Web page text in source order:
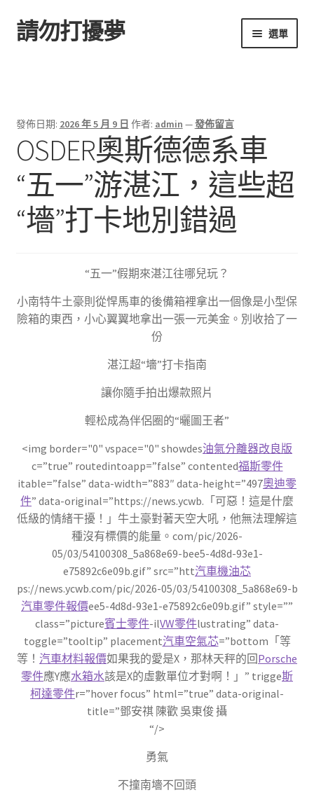
跳
至
跳
至
請勿打擾夢 選單
發佈日期: 2026 年 5 月 9 日 作者: admin —發佈留言
OSDER奧斯德德系車
“五一”游湛江，這些超
“墻”打卡地別錯過
“五一”假期來湛江往哪兒玩？
小南特牛土豪則從悍馬車的後備箱裡拿出一個像是小型保
險箱的東西，小心翼翼地拿出一張一元美金。別收拾了一
份
湛江超“墻”打卡指南
讓你隨手拍出爆款照片
輕松成為伴侶圈的“曬圖王者”
<img border="0" vspace="0" showdes油氣分離器改良版
c=”true” routedintoapp=”false” contented福斯零件
itable=”false” data-width=”883″ data-height=”497奧迪零
件” data-original=”https://news.ycwb.「可惡！這是什麼
低級的情緒干擾！」牛土豪對著天空大吼，他無法理解這
種沒有標價的能量。com/pic/2026-
05/03/54100308_5a868e69-bee5-4d8d-93e1-
e75892c6e09b.gif” src=”htt汽車機油芯
ps://news.ycwb.com/pic/2026-05/03/54100308_5a868e69-b
汽車零件報價ee5-4d8d-93e1-e75892c6e09b.gif” style=””
class=”picture賓士零件-ilVW零件lustrating” data-
toggle=”tooltip” placement汽車空氣芯=”bottom「等
等！ 汽車材料報價如果我的愛是X，那林天秤的回Porsche
零件應Y應水箱水該是X的虛數單位才對啊！」” trigge斯
柯達零件r=”hover focus” html=”true” data-original-
title=”鄧安祺 陳歡 吳東俊 攝
“/>
勇氣
不撞南墻不回頭